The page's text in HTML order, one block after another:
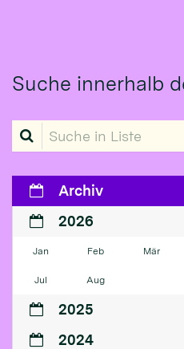
Suche innerhalb
Suche in Liste
Archiv
2026
Jan Feb Mär
Jul Aug
2025
2024